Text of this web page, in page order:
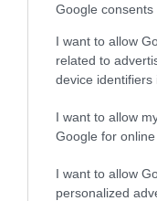
Google consents
I want to allow
related to
device identifiers
I want to allow
Google for
I want to allow
personalized